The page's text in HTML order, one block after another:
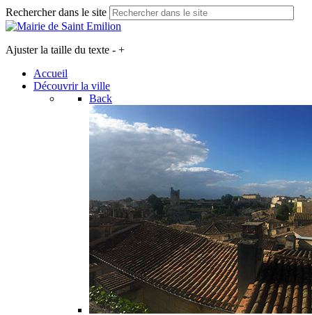
Rechercher dans le site
Ajuster la taille du texte - +
Accueil
Découvrir la ville
Back